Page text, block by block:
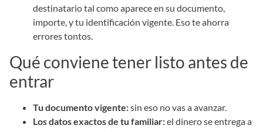
destinatario tal como aparece en su documento,
importe, y tu identificación vigente. Eso te ahorra
errores tontos.
Qué conviene tener listo antes de
entrar
Tu documento vigente:sin eso no vas a avanzar.
Los datos exactos de tu familiar:el dinero se entrega a